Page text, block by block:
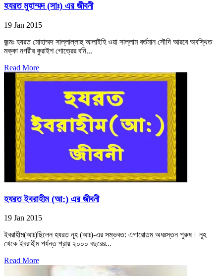
হযরত মুহাম্মদ (সাঃ) এর জীবনী
19 Jan 2015
জন্মঃ হযরত মোহাম্মদ সাল্লাল্লাহু আলাইহি ওয়া সাল্লাম বর্তমান সৌদি আরবে অবস্থিত
মক্কা নগরীর কুরাইশ গোত্রের বনি...
Read More
হযরত ইবরাহীম (আ:) এর জীবনী
19 Jan 2015
ইবরাহীম(আঃ)ছিলেন হযরত নূহ (আঃ)-এর সম্ভবত: এগারোতম অধঃস্তন পুরুষ। নূহ
থেকে ইবরাহীম পর্যন্ত প্রায় ২০০০ বছরের...
Read More